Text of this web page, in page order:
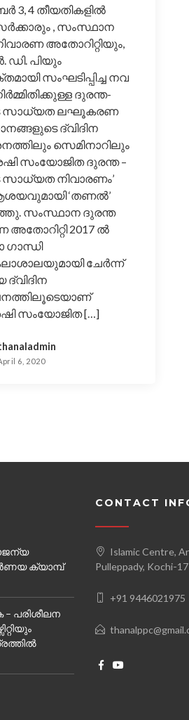
3, 4 തീയതികളില്‍
, സംസ്ഥാന
അതോറിറ്റിയും,
ഡി. പിയും
സംഘടിപ്പിച്ച നവ
ദുരന്ത-
സാധ്യത ലഘൂകരണ
ദ്വിദിന
സെമിനാറിലും
സംയോജിത ദുരന്ത –
നിവാരണം’
‘തണൽ’
സംസ്ഥാന ദുരന്ത
അതോറിറ്റി 2017 ൽ
ഗാന്ധി
ചേർന്ന്
ദ്വിദിന
സംയോജിത […]
6, 2020
ക്യാമ്പ്‌
പരിശീലന
CONTACT
Islamic Centre,
Pulleppady, Kochi-17
+91 9446021975